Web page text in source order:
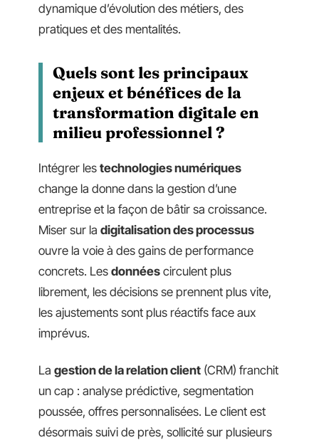
dynamique d’évolution des métiers, des
pratiques et des mentalités.
Quels sont les principaux
enjeux et bénéfices de la
transformation digitale en
milieu professionnel ?
Intégrer les technologies numériques
change la donne dans la gestion d’une
entreprise et la façon de bâtir sa croissance.
Miser sur la digitalisation des processus
ouvre la voie à des gains de performance
concrets. Les données circulent plus
librement, les décisions se prennent plus vite,
les ajustements sont plus réactifs face aux
imprévus.
La gestion de la relation client (CRM) franchit
un cap : analyse prédictive, segmentation
poussée, offres personnalisées. Le client est
désormais suivi de près, sollicité sur plusieurs